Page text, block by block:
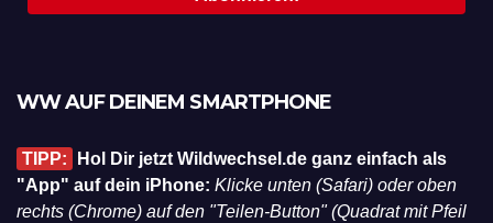
WW AUF DEINEM SMARTPHONE
TIPP:
Hol Dir jetzt Wildwechsel.de ganz einfach als
"App" auf dein iPhone: Klicke unten (Safari) oder oben
rechts (Chrome) auf den "Teilen-Button" (Quadrat mit Pfeil